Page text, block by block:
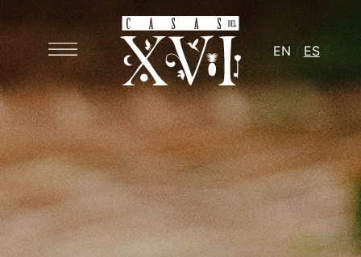
EN ES